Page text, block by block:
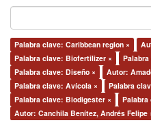
Palabra clave: Caribbean region ×
Palabra clave: Biofertilizer ×
Palabra clave: Diseño ×
Autor:
Palabra clave: Avícola ×
Palabra
Palabra clave: Biodigester ×
Autor: Canchila Benítez, Andrés Felipe